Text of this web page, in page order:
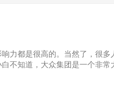
力都是很高的。当然了，很
不知道，大众集团是一个非常